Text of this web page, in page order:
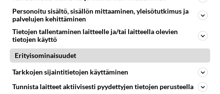
AURINKOSÄHKÖ Vastattu 1kk
Kertokaas kokemuksia firmoista
Onko kokemuksia näistä. JN-Solar, Aurinkotukku.fi,
Laittakaa mielipiteitä ...
13.10.2011 10:24 33 11827
Personoitu sisältö, sisällön mittaaminen, yleisötutkimus ja
palvelujen kehittäminen
Tietojen tallentaminen laitteelle ja/tai laitteella olevien
tietojen käyttö
Erityisominaisuudet
Tarkkojen sijaintitietojen käyttäminen
Tunnista laitteet aktiivisesti pyydettyjen tietojen perusteella